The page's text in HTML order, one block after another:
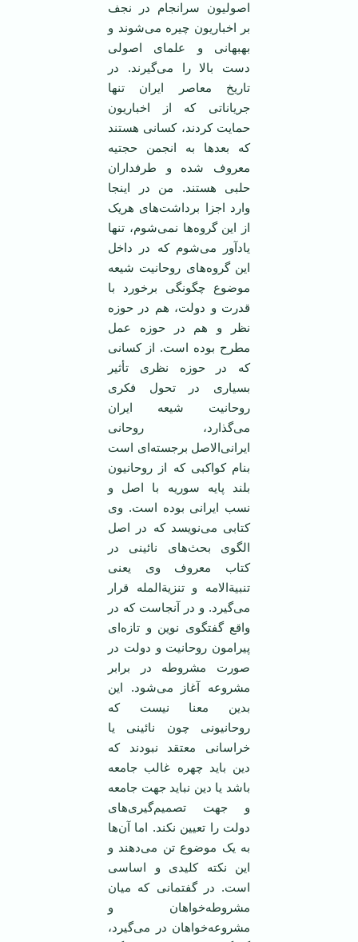
اصولیون سرانجام در نجف
بر اخباریون چیره می‌شوند و
بهبهانی و علمای اصولی
دست بالا را می‌گیرند. در
تاریخ معاصر ایران تنها
جریاناتی که از اخباریون
حمایت کردند، کسانی هستند
که بعد‌ها به انجمن حجتیه
معروف شده و طرفداران
حلبی هستند. من در اینجا
وارد اجزا برداشت‌های هریک
از این گروه‌ها نمی‌شوم، تنها
یادآور می‌شوم که در داخل
این گروه‌های روحانیت شیعه
موضوع چگونگی برخورد با
قدرت و دولت، هم در حوزه
نظر و هم در حوزه عمل
مطرح بوده است. از کسانی
که در حوزه نظری تأثیر
بسیاری در تحول فکری
روحانیت شیعه ایران
می‌گذارد، روحانی
ایرانی‌الاصل برجسته‌ای است
بنام کواکبی که از روحانیون
بلند پایه سوریه با اصل و
نسب ایرانی بوده است. وی
کتابی می‌نویسد که در اصل
الگوی بحث‌های نائینی در
کتاب معروف وی یعنی
تنبیة‌الامه و تنزیة‌المله قرار
می‌گیرد. و در آنجاست که در
واقع گفتگوی نوین و تازه‌ای
پیرامون روحانیت و دولت در
صورت مشروطه در برابر
مشروعه آغاز می‌شود. این
بدین معنا نیست که
روحانیونی چون نائینی یا
خراسانی معتقد نبودند که
دین باید چهره غالب جامعه
باشد یا دین نباید جهت جامعه
و جهت تصمیم‌گیری‌های
دولت را تعیین نکند. اما آن‌ها
به یک موضوع تن می‌دهند و
این نکته کلیدی و اساسی
است. در گفتمانی که میان
مشروطه‌خواهان و
مشروعه‌خواهان در می‌گیرد،